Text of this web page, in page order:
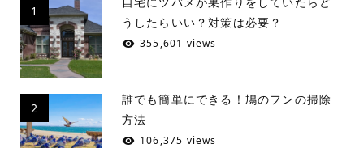
1
うしたらいい？対策は必要？
355,601 views
2
誰でも簡単にできる！鳩のフンの掃除
方法
106,375 views